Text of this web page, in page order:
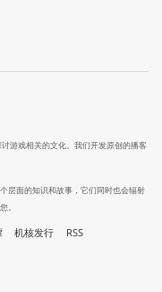
游戏相关的文化。我们开发原创的播客
层面的知识和故事，它们同时也会辐射
。
机核发行 RSS